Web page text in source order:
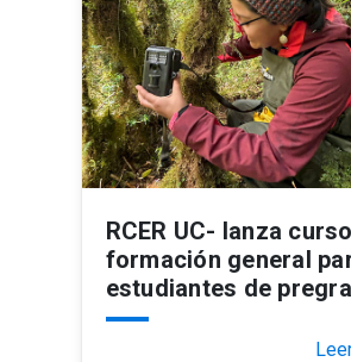
RCER UC- lanza
formación general
estudiantes de